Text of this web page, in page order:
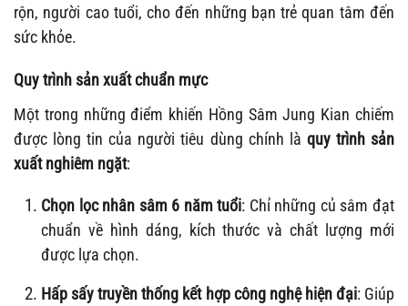
rộn, người cao tuổi, cho đến những bạn trẻ quan tâm đến
sức khỏe.
Quy trình sản xuất chuẩn mực
Một trong những điểm khiến Hồng Sâm Jung Kian chiếm
được lòng tin của người tiêu dùng chính là quy trình sản
xuất nghiêm ngặt:
Chọn lọc nhân sâm 6 năm tuổi: Chỉ những củ sâm đạt
chuẩn về hình dáng, kích thước và chất lượng mới
được lựa chọn.
Hấp sấy truyền thống kết hợp công nghệ hiện đại: Giúp